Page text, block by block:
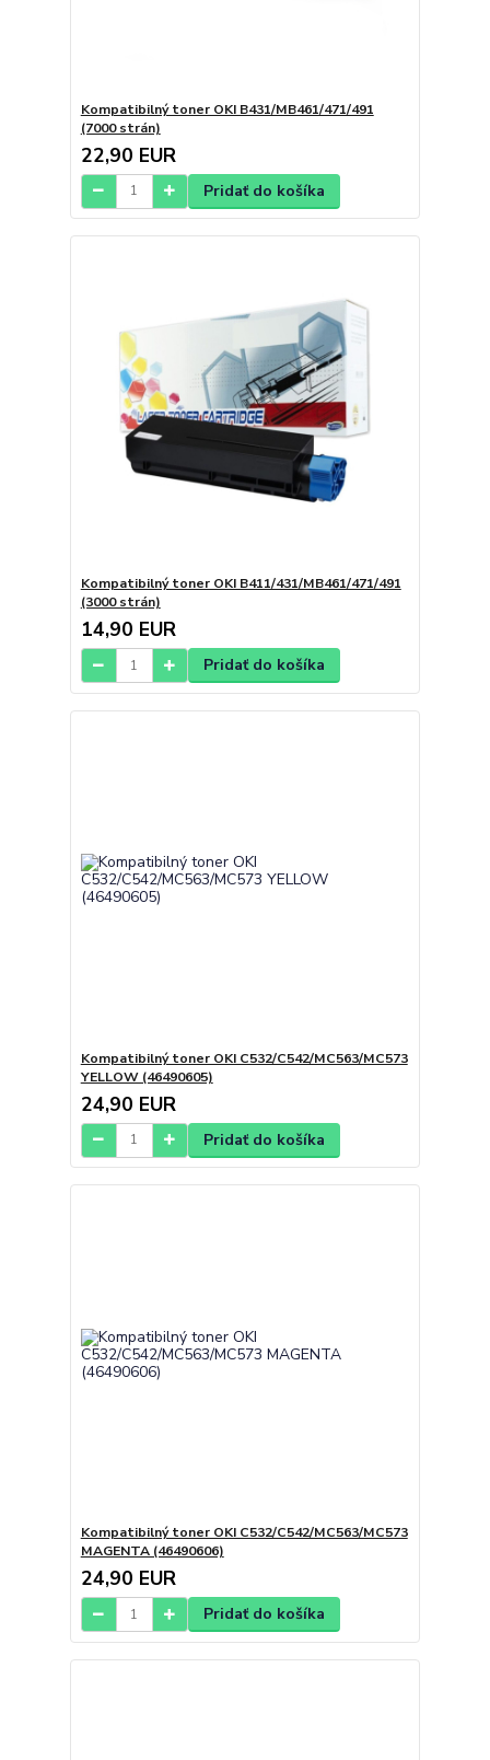
Kompatibilný toner OKI B431/MB461/471/491
(7000 strán)
22,90 EUR
Pridať do košíka
Kompatibilný toner OKI B411/431/MB461/471/491
(3000 strán)
14,90 EUR
Pridať do košíka
Kompatibilný toner OKI C532/C542/MC563/MC573
YELLOW (46490605)
24,90 EUR
Pridať do košíka
Kompatibilný toner OKI C532/C542/MC563/MC573
MAGENTA (46490606)
24,90 EUR
Pridať do košíka